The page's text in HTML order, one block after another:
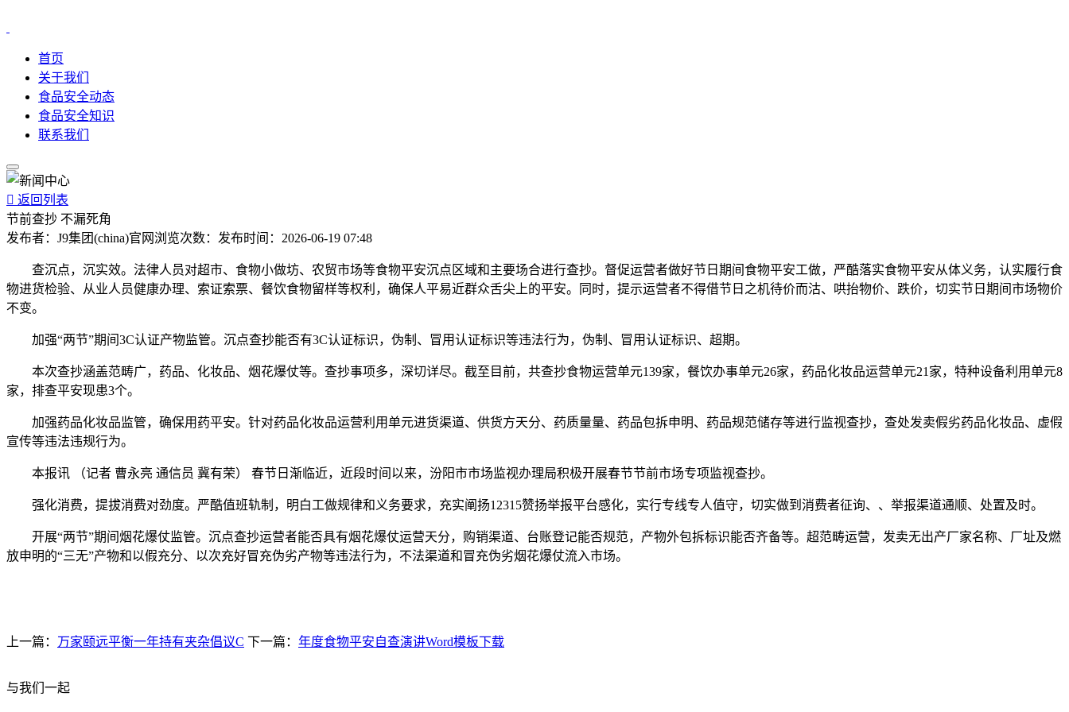
首页
关于我们
食品安全动态
食品安全知识
联系我们
 返回列表
节前查抄 不漏死角
发布者： J9集团(china)官网 浏览次数： 发布时间： 2026-06-19 07:48
查沉点，沉实效。法律人员对超市、食物小做坊、农贸市场等食物平安沉点区域和主要场合进行查抄。督促运营者做好节日期间食物平安工做，严酷落实食物平安从体义务，认实履行食
物进货检验、从业人员健康办理、索证索票、餐饮食物留样等权利，确保人平易近群众舌尖上的平安。同时，提示运营者不得借节日之机待价而沽、哄抬物价、跌价，切实节日期间市场物价
不变。
加强“两节”期间3C认证产物监管。沉点查抄能否有3C认证标识，伪制、冒用认证标识等违法行为，伪制、冒用认证标识、超期。
本次查抄涵盖范畴广，药品、化妆品、烟花爆仗等。查抄事项多，深切详尽。截至目前，共查抄食物运营单元139家，餐饮办事单元26家，药品化妆品运营单元21家，特种设备利用单元8
家，排查平安现患3个。
加强药品化妆品监管，确保用药平安。针对药品化妆品运营利用单元进货渠道、供货方天分、药质量量、药品包拆申明、药品规范储存等进行监视查抄，查处发卖假劣药品化妆品、虚假
宣传等违法违规行为。
本报讯 （记者 曹永亮 通信员 冀有荣） 春节日渐临近，近段时间以来，汾阳市市场监视办理局积极开展春节节前市场专项监视查抄。
强化消费，提拔消费对劲度。严酷值班轨制，明白工做规律和义务要求，充实阐扬12315赞扬举报平台感化，实行专线专人值守，切实做到消费者征询、、举报渠道通顺、处置及时。
开展“两节”期间烟花爆仗监管。沉点查抄运营者能否具有烟花爆仗运营天分，购销渠道、台账登记能否规范，产物外包拆标识能否齐备等。超范畴运营，发卖无出产厂家名称、厂址及燃
放申明的“三无”产物和以假充分、以次充好冒充伪劣产物等违法行为，不法渠道和冒充伪劣烟花爆仗流入市场。
上一篇： 万家颐远平衡一年持有夹杂倡议C 下一篇： 年度食物平安自查演讲Word模板下载
与我们一起